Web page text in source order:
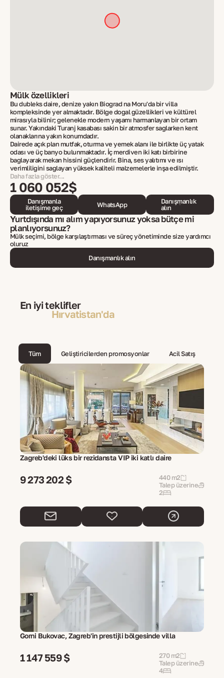
Mülk özellikleri
Bu dubleks daire, denize yakın Biograd na Moru'da bir villa
kompleksinde yer almaktadır. Bölge doğal güzellikleri ve kültürel
mirasıyla bilinir; gelenekle modern yaşamı harmanlayan bir ortam
sunar. Yakındaki Turanj kasabası sakin bir atmosfer sağlarken kent
olanaklarına yakın konumdadır.
Dairede açık plan mutfak, oturma ve yemek alanı ile birlikte üç yatak
odası ve üç banyo bulunmaktadır. İç merdiven iki katı birbirine
bağlayarak mekan hissini güçlendirir. Bina, ses yalıtımı ve ısı
verimliliğini sağlayan yüksek kaliteli malzemelerle inşa edilmiştir.
Daha fazla göster...
1 060 052$
Danışmanla
iletişime geç
WhatsApp
Danışmanlık
alın
Yurtdışında mı alım yapıyorsunuz yoksa bütçe mi
planlıyorsunuz?
Mülk seçimi, bölge karşılaştırması ve süreç yönetiminde size yardımcı
oluruz
Danışmanlık alın
En iyi teklifler
Hırvatistan'da
Tüm Geliştiricilerden promosyonlar Acil Satış
Zagreb'deki lüks bir rezidansta VIP iki katlı daire
9 273 202 $
440 m2
Talep üzerine
2
Gorni Bukovac, Zagreb'in prestijli bölgesinde villa
1 147 559 $
270 m2
Talep üzerine
4